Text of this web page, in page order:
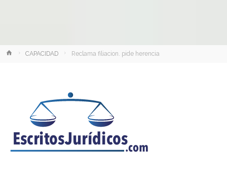
InicioCAPACIDAD Reclama filiacion. pide herencia